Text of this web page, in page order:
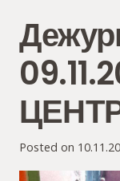
Posted on